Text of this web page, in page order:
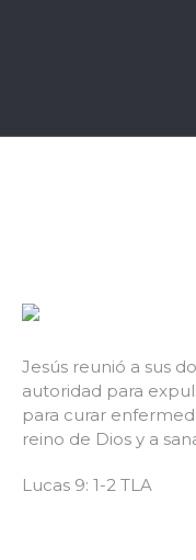
Jesús reunió a sus
autoridad para
para curar
reino de Dios y a
Lucas 9: 1-2 TLA